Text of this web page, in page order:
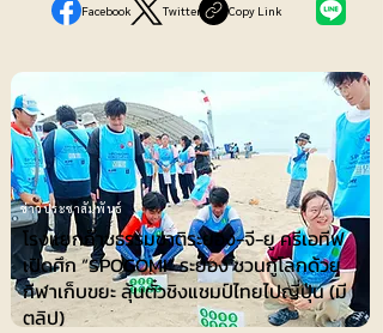
Facebook Twitter Copy Link
ข่าวประชาสัมพันธ์
โรงแยกก๊าซธรรมชาติระยอง-จี-ยู ครีเอทีฟ
เปิดศึก “SPOGOMI” ระยอง ชวนกู้โลกด้วย
กีฬาเก็บขยะ ลุ้นตั๋วชิงแชมป์ไทยไปญี่ปุ่น (มี
ตลิป)